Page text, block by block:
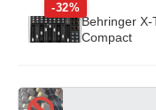
-32%
Behringer X-
Compact